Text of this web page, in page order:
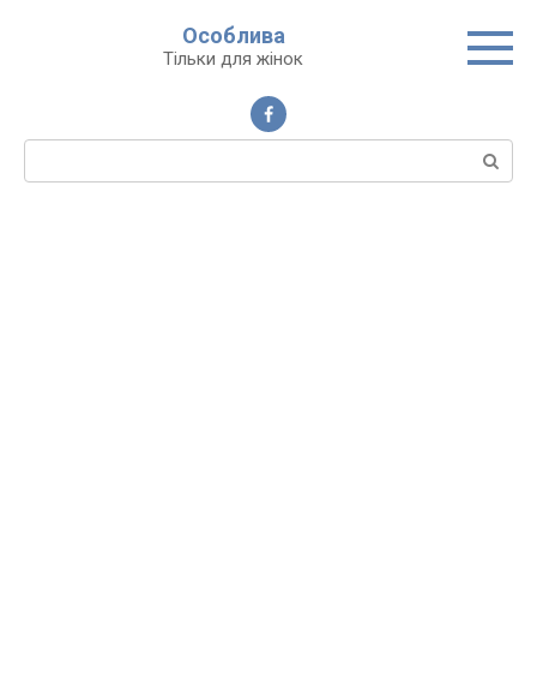
Особлива
Тільки для жінок
Пошук: